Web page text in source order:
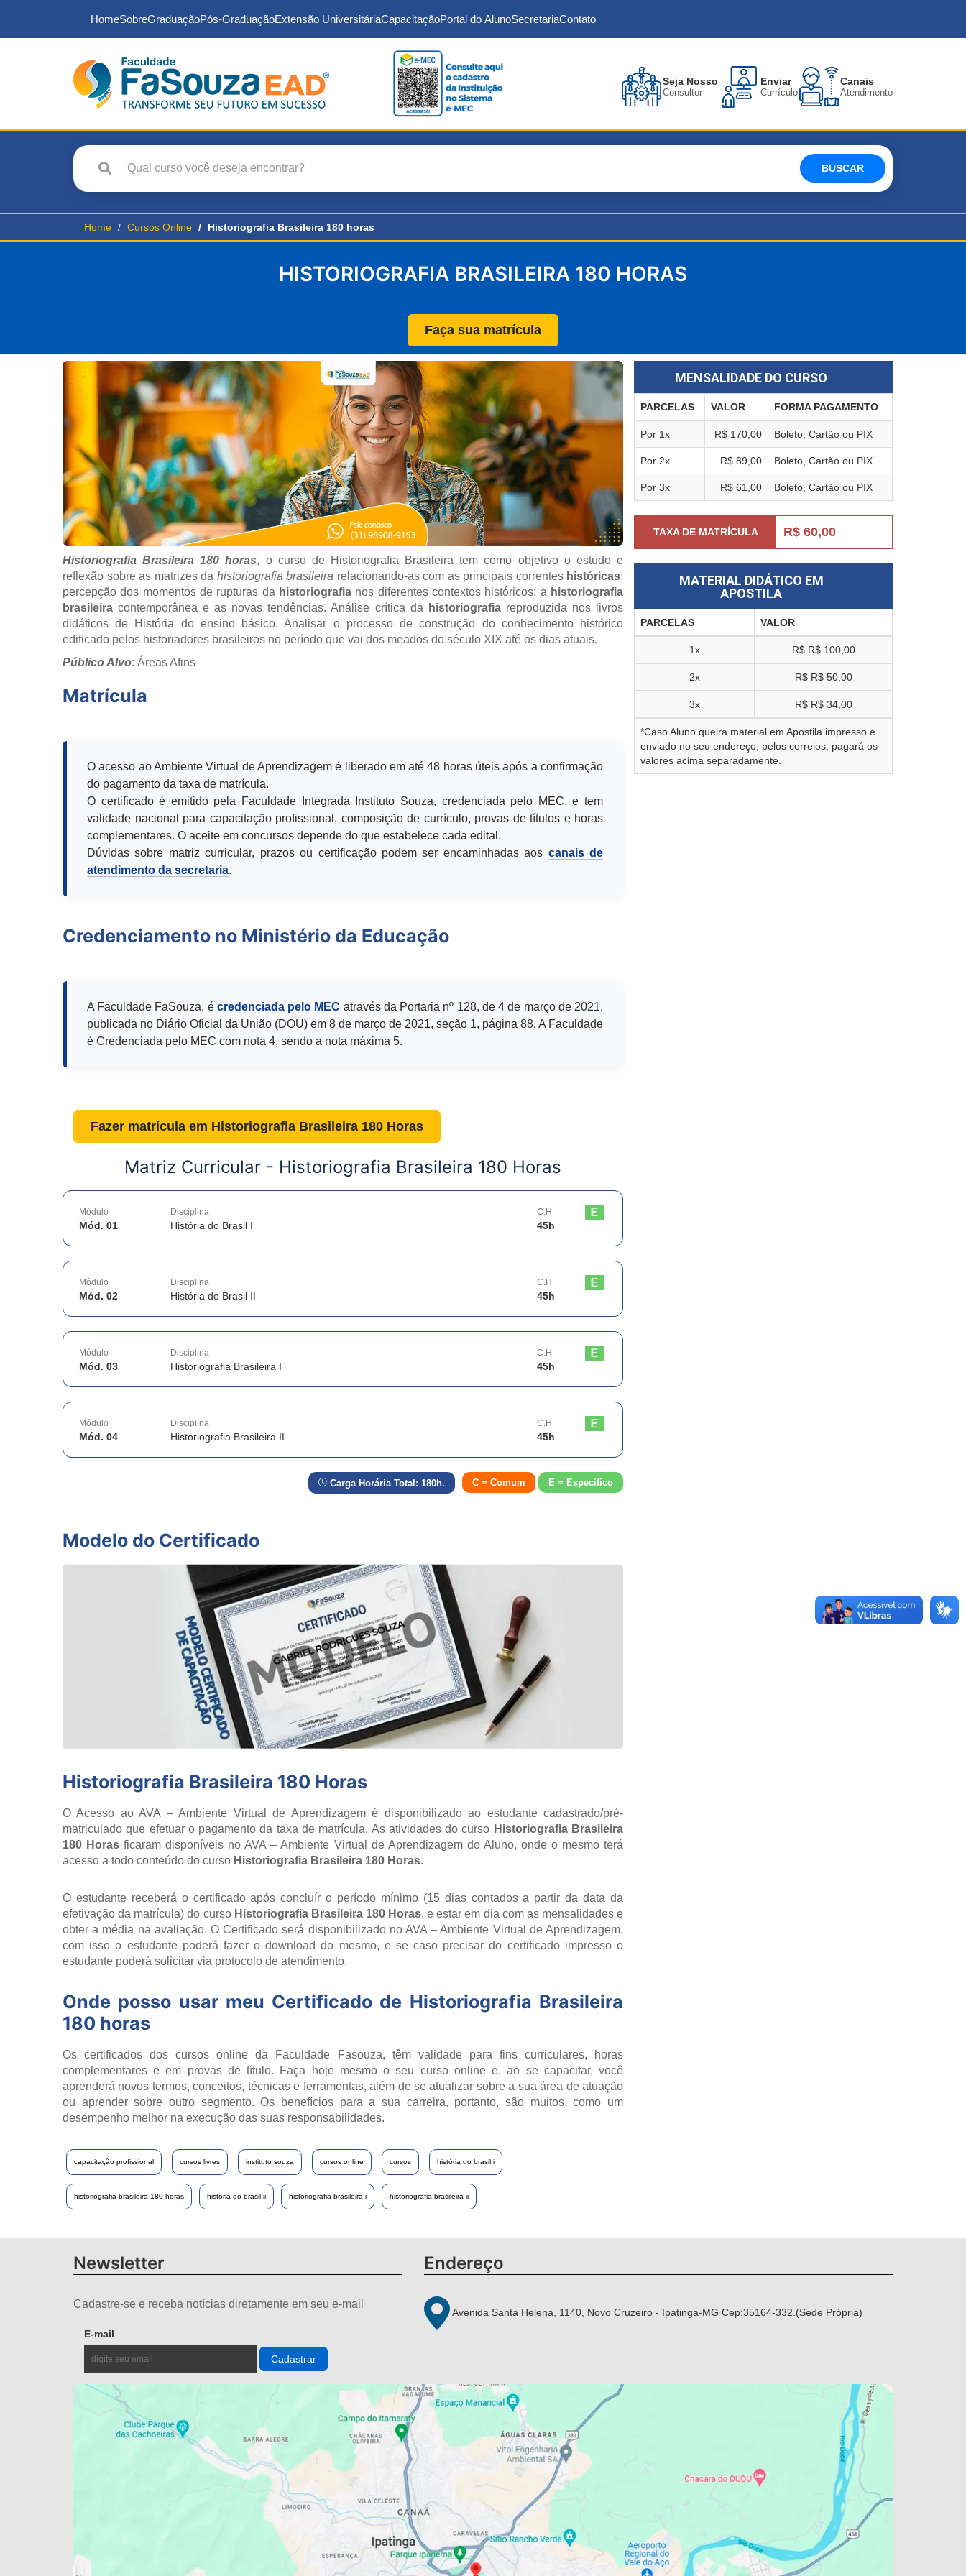
HomeSobreGraduaçãoPós-GraduaçãoExtensão UniversitáriaCapacitaçãoPortal do AlunoSecretariaContato
Seja Nosso
Consultor
Enviar
Currículo
Canais
Atendimento
BUSCAR
Home Cursos Online Historiografia Brasileira 180 horas
HISTORIOGRAFIA BRASILEIRA 180 HORAS
Faça sua matrícula
Historiografia Brasileira 180 horas, o curso de Historiografia Brasileira tem como objetivo o estudo e
reflexão sobre as matrizes da historiografia brasileira relacionando-as com as principais correntes históricas;
percepção dos momentos de rupturas da historiografia nos diferentes contextos históricos; a historiografia
brasileira contemporânea e as novas tendências. Análise crítica da historiografiareproduzida nos livros
didáticos de História do ensino básico. Analisar o processo de construção do conhecimento histórico
edificado pelos historiadores brasileiros no período que vai dos meados do século XIX até os dias atuais.
Público Alvo: Áreas Afins
Matrícula
O acesso ao Ambiente Virtual de Aprendizagem é liberado em até 48 horas úteis após a confirmação
do pagamento da taxa de matrícula.
O certificado é emitido pela Faculdade Integrada Instituto Souza, credenciada pelo MEC, e tem
validade nacional para capacitação profissional, composição de currículo, provas de títulos e horas
complementares. O aceite em concursos depende do que estabelece cada edital.
Dúvidas sobre matriz curricular, prazos ou certificação podem ser encaminhadas aos canais de
atendimento da secretaria.
Credenciamento no Ministério da Educação
A Faculdade FaSouza, é credenciada pelo MEC através da Portaria nº 128, de 4 de março de 2021,
publicada no Diário Oficial da União (DOU) em 8 de março de 2021, seção 1, página 88. A Faculdade
é Credenciada pelo MEC com nota 4, sendo a nota máxima 5.
Fazer matrícula em Historiografia Brasileira 180 Horas
Matriz Curricular - Historiografia Brasileira 180 Horas
Módulo
Mód. 01
Disciplina
História do Brasil I
C.H
45h
Módulo
Mód. 02
Disciplina
História do Brasil II
C.H
45h
Módulo
Mód. 03
Disciplina
Historiografia Brasileira I
C.H
45h
Módulo
Mód. 04
Disciplina
Historiografia Brasileira II
C.H
45h
Carga Horária Total: 180h. C = Comum E = Específico
Modelo do Certificado
Historiografia Brasileira 180 Horas
O Acesso ao AVA – Ambiente Virtual de Aprendizagem é disponibilizado ao estudante cadastrado/pré-
matriculado que efetuar o pagamento da taxa de matrícula. As atividades do curso Historiografia Brasileira
180 Horas ficaram disponíveis no AVA – Ambiente Virtual de Aprendizagem do Aluno, onde o mesmo terá
acesso a todo conteúdo do curso Historiografia Brasileira 180 Horas.
O estudante receberá o certificado após concluír o período mínimo (15 dias contados a partir da data da
efetivação da matrícula) do curso Historiografia Brasileira 180 Horas, e estar em dia com as mensalidades e
obter a média na avaliação. O Certificado será disponibilizado no AVA – Ambiente Virtual de Aprendizagem,
com isso o estudante poderá fazer o download do mesmo, e se caso precisar do certificado impresso o
estudante poderá solicitar via protocolo de atendimento.
Onde posso usar meu Certificado de Historiografia Brasileira
180 horas
Os certificados dos cursos online da Faculdade Fasouza, têm validade para fins curriculares, horas
complementares e em provas de título. Faça hoje mesmo o seu curso online e, ao se capacitar, você
aprenderá novos termos, conceitos, técnicas e ferramentas, além de se atualizar sobre a sua área de atuação
ou aprender sobre outro segmento. Os benefícios para a sua carreira, portanto, são muitos, como um
desempenho melhor na execução das suas responsabilidades.
capacitação profissional cursos livres instituto souza cursos online cursos história do brasil i
historiografia brasileira 180 horas história do brasil ii historiografia brasileira i historiografia brasileira ii
MENSALIDADE DO CURSO
PARCELAS VALOR FORMA PAGAMENTO
Por 1x R$ 170,00 Boleto, Cartão ou PIX
Por 2x R$ 89,00 Boleto, Cartão ou PIX
Por 3x R$ 61,00 Boleto, Cartão ou PIX
TAXA DE MATRÍCULA R$ 60,00
MATERIAL DIDÁTICO EM
APOSTILA
PARCELAS VALOR
1x R$ R$ 100,00
2x R$ R$ 50,00
3x R$ R$ 34,00
*Caso Aluno queira material em Apostila impresso e
enviado no seu endereço, pelos correios, pagará os
valores acima separadamente.
Newsletter
Cadastre-se e receba notícias diretamente em seu e-mail
E-mail
Endereço
Avenida Santa Helena, 1140, Novo Cruzeiro - Ipatinga-MG Cep:35164-332.(Sede Própria)